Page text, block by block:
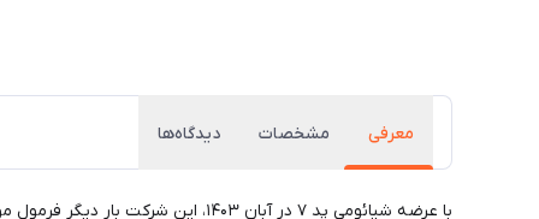
معرفی مشخصات دیدگاه‌ها
​​​​با عرضه شیائومی پد ۷ در آبان